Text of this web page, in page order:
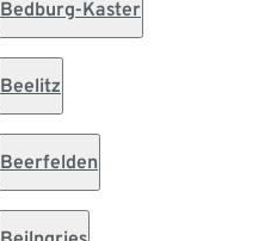
Bedburg-Kaster
Beelitz
Beerfelden